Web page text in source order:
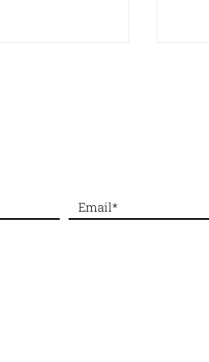
More: rompere
violenze del